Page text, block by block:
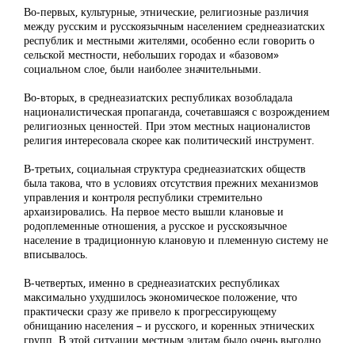
Во-первых, культурные, этнические, религиозные различия
между русским и русскоязычным населением среднеазиатских
республик и местными жителями, особенно если говорить о
сельской местности, небольших городах и «базовом»
социальном слое, были наиболее значительными.
Во-вторых, в среднеазиатских республиках возобладала
националистическая пропаганда, сочетавшаяся с возрождением
религиозных ценностей. При этом местных националистов
религия интересовала скорее как политический инструмент.
В-третьих, социальная структура среднеазиатских обществ
была такова, что в условиях отсутствия прежних механизмов
управления и контроля республики стремительно
архаизировались. На первое место вышли клановые и
родоплеменные отношения, а русское и русскоязычное
население в традиционную клановую и племенную систему не
вписывалось.
В-четвертых, именно в среднеазиатских республиках
максимально ухудшилось экономическое положение, что
практически сразу же привело к прогрессирующему
обнищанию населения – и русского, и коренных этнических
групп. В этой ситуации местным элитам было очень выгодно